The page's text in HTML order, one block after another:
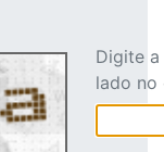
Digite
lado no